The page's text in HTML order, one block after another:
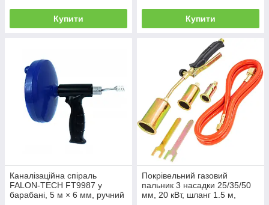
Купити Купити
Каналізаційна спіраль
FALON-TECH FT9987 у
барабані, 5 м × 6 мм, ручний
Покрівельний газовий
пальник 3 насадки 25/35/50
мм, 20 кВт, шланг 1.5 м,